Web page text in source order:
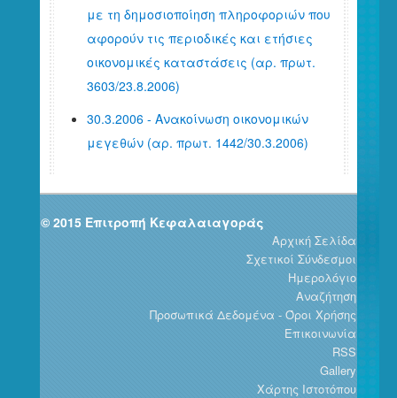
με τη δημοσιοποίηση πληροφοριών που
αφορούν τις περιοδικές και ετήσιες
οικονομικές καταστάσεις (αρ. πρωτ.
3603/23.8.2006)
30.3.2006 - Ανακοίνωση οικονομικών
μεγεθών (αρ. πρωτ. 1442/30.3.2006)
© 2015 Επιτροπή Κεφαλαιαγοράς
Αρχική Σελίδα
Σχετικοί Σύνδεσμοι
Ημερολόγιο
Αναζήτηση
Προσωπικά Δεδομένα - Όροι Χρήσης
Επικοινωνία
RSS
Gallery
Χάρτης Ιστοτόπου